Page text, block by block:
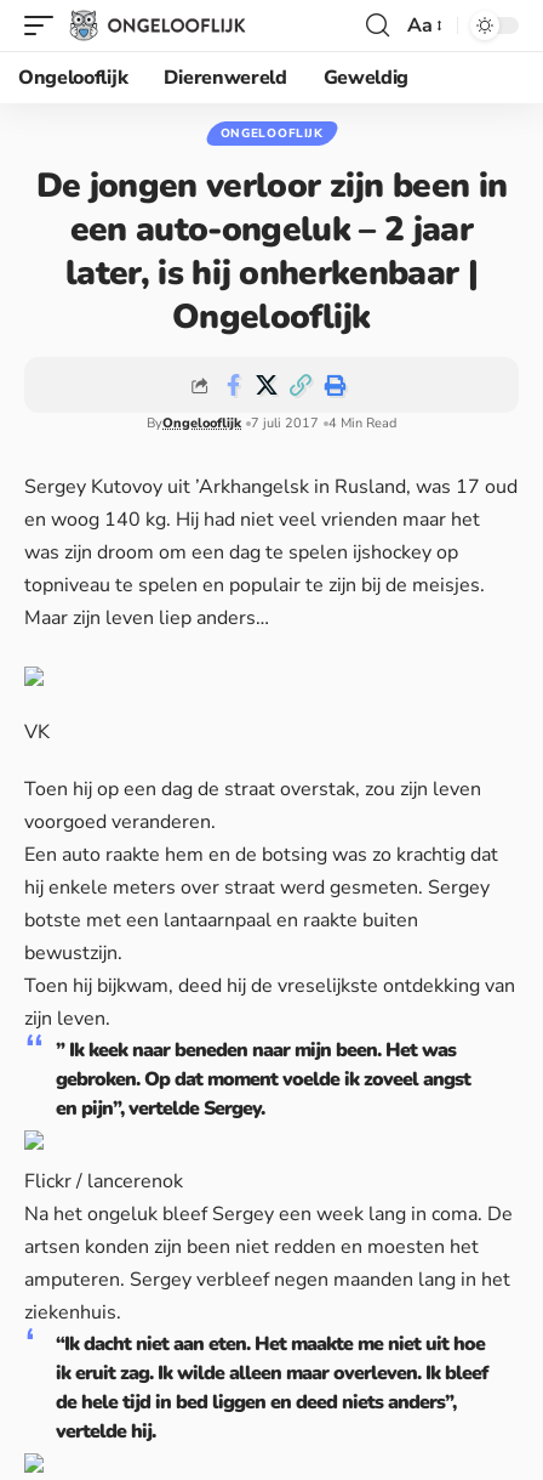
Aa
Ongelooflijk
Dierenwereld Geweldig
ONGELOOFLIJK
De jongen verloor zijn been in
een auto-ongeluk – 2 jaar
later, is hij onherkenbaar |
Ongelooflijk
ByOngelooflijk 7 juli 2017 4 Min Read
Sergey Kutovoy uit ’Arkhangelsk in Rusland, was 17 oud
en woog 140 kg. Hij had niet veel vrienden maar het
was zijn droom om een dag te spelen ijshockey op
topniveau te spelen en populair te zijn bij de meisjes.
Maar zijn leven liep anders…
VK
Toen hij op een dag de straat overstak, zou zijn leven
voorgoed veranderen.
Een auto raakte hem en de botsing was zo krachtig dat
hij enkele meters over straat werd gesmeten. Sergey
botste met een lantaarnpaal en raakte buiten
bewustzijn.
Toen hij bijkwam, deed hij de vreselijkste ontdekking van
zijn leven.
” Ik keek naar beneden naar mijn been. Het was
gebroken. Op dat moment voelde ik zoveel angst
en pijn”, vertelde Sergey.
Flickr / lancerenok
Na het ongeluk bleef Sergey een week lang in coma. De
artsen konden zijn been niet redden en moesten het
amputeren. Sergey verbleef negen maanden lang in het
ziekenhuis.
“Ik dacht niet aan eten. Het maakte me niet uit hoe
ik eruit zag. Ik wilde alleen maar overleven. Ik bleef
de hele tijd in bed liggen en deed niets anders”,
vertelde hij.